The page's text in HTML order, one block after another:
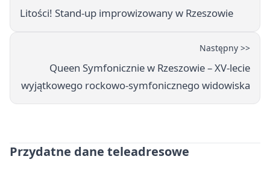
Litości! Stand-up improwizowany w Rzeszowie
Następny >>
Queen Symfonicznie w Rzeszowie – XV-lecie
wyjątkowego rockowo-symfonicznego widowiska
Przydatne dane teleadresowe